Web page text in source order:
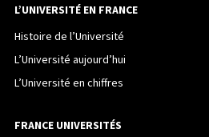
L’UNIVERSITÉ EN FRANCE
Histoire de l’Université
L’Université aujourd’hui
L’Université en chiffres
FRANCE UNIVERSITÉS